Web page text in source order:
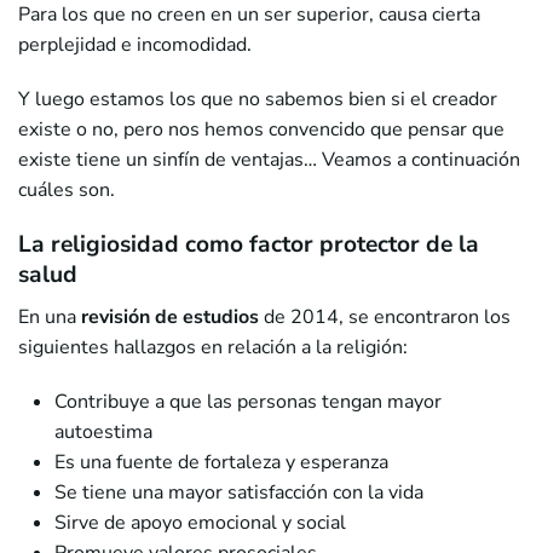
Para los que no creen en un ser superior, causa cierta
perplejidad e incomodidad.
Y luego estamos los que no sabemos bien si el creador
existe o no, pero nos hemos convencido que pensar que
existe tiene un sinfín de ventajas… Veamos a continuación
cuáles son.
La religiosidad como factor protector de la
salud
En una revisión de estudiosde 2014, se encontraron los
siguientes hallazgos en relación a la religión:
Contribuye a que las personas tengan mayor
autoestima
Es una fuente de fortaleza y esperanza
Se tiene una mayor satisfacción con la vida
Sirve de apoyo emocional y social